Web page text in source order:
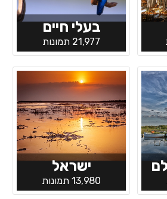
בעלי חיים
21,977 תמונות
ישראל
13,980 תמונות